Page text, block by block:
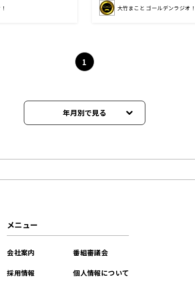
大竹まこと ゴールデンラジオ！
1
年月別で見る
2026年02月
2025年09月
メニュー
会社案内
採用情報
番組審議会
個人情報について